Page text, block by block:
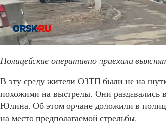
Полицейские оперативно приехали
В эту среду жители ОЗТП были не на
похожими на выстрелы. Они раздавались
Юлина. Об этом орчане доложили в
на место предполагаемой стрельбы.